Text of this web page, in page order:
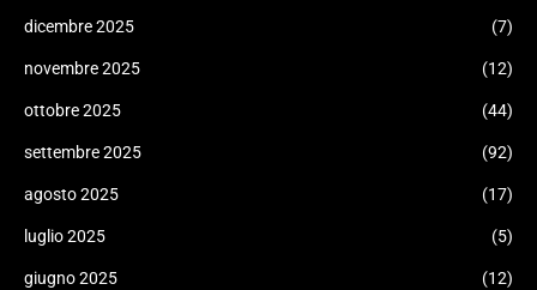
dicembre 2025 (7)
novembre 2025 (12)
ottobre 2025 (44)
settembre 2025 (92)
agosto 2025 (17)
luglio 2025 (5)
giugno 2025 (12)